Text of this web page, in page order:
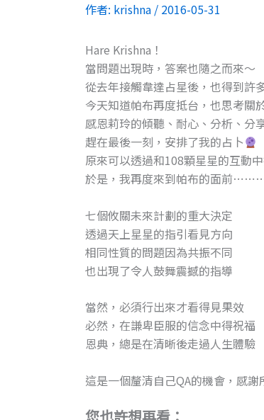
作者: krishna / 2016-05-31
Hare Krishna！
當問題出現時，答案也隨之而來～
從去年接觸韋達占星後，也得到許
今天知道帕布再度抵台，也思考關
感恩莉玲的傾聽、耐心、分析、分
趕在最後一刻，安排了我的占卜
原來可以透過和108顆星星的互動
於是，我再度來到帕布的面前
七個攸關未來計劃的重大決定
透過天上星星的指引看見方向
相同性質的問題因為共振不同
也出現了令人鼓舞震撼的指導
當然，必須行出來才看得見果效
必然，在謙卑臣服的信念中得祝福
恩典，總是在清晰後走過人生體驗
這是一個釐清自己QA的機會，感